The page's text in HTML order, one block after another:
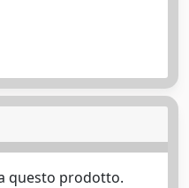
questo prodotto.